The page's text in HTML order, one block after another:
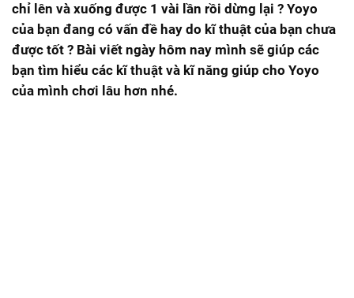
chỉ lên và xuống được 1 vài lần rồi dừng lại ? Yoyo
của bạn đang có vấn đề hay do kĩ thuật của bạn chưa
được tốt ? Bài viết ngày hôm nay mình sẽ giúp các
bạn tìm hiểu các kĩ thuật và kĩ năng giúp cho Yoyo
của mình chơi lâu hơn nhé.